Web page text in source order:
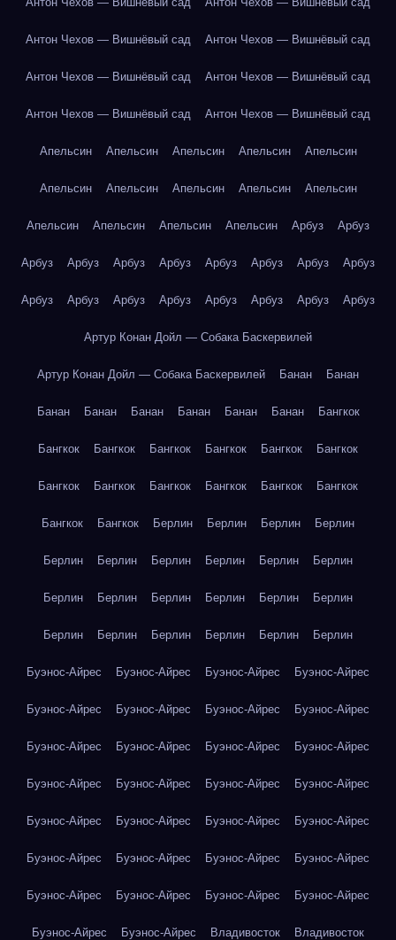
Антон Чехов — Вишнёвый сад Антон Чехов — Вишнёвый сад
Антон Чехов — Вишнёвый сад Антон Чехов — Вишнёвый сад
Антон Чехов — Вишнёвый сад Антон Чехов — Вишнёвый сад
Апельсин Апельсин Апельсин Апельсин Апельсин
Апельсин Апельсин Апельсин Апельсин Апельсин
Апельсин Апельсин Апельсин Апельсин Арбуз Арбуз
Арбуз Арбуз Арбуз Арбуз Арбуз Арбуз Арбуз Арбуз
Арбуз Арбуз Арбуз Арбуз Арбуз Арбуз Арбуз Арбуз
Артур Конан Дойл — Собака Баскервилей
Артур Конан Дойл — Собака Баскервилей Банан Банан
Банан Банан Банан Банан Банан Банан Бангкок
Бангкок Бангкок Бангкок Бангкок Бангкок Бангкок
Бангкок Бангкок Бангкок Бангкок Бангкок Бангкок
Бангкок Бангкок Берлин Берлин Берлин Берлин
Берлин Берлин Берлин Берлин Берлин Берлин
Берлин Берлин Берлин Берлин Берлин Берлин
Берлин Берлин Берлин Берлин Берлин Берлин
Буэнос-Айрес Буэнос-Айрес Буэнос-Айрес Буэнос-Айрес
Буэнос-Айрес Буэнос-Айрес Буэнос-Айрес Буэнос-Айрес
Буэнос-Айрес Буэнос-Айрес Буэнос-Айрес Буэнос-Айрес
Буэнос-Айрес Буэнос-Айрес Буэнос-Айрес Буэнос-Айрес
Буэнос-Айрес Буэнос-Айрес Буэнос-Айрес Буэнос-Айрес
Буэнос-Айрес Буэнос-Айрес Буэнос-Айрес Буэнос-Айрес
Буэнос-Айрес Буэнос-Айрес Буэнос-Айрес Буэнос-Айрес
Буэнос-Айрес Буэнос-Айрес Владивосток Владивосток